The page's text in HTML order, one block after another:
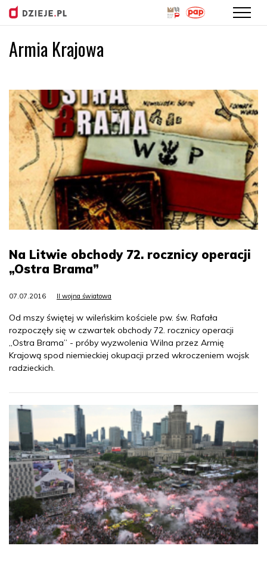
Armia Krajowa
Na Litwie obchody 72. rocznicy operacji
„Ostra Brama”
07.07.2016 II wojna światowa
Od mszy świętej w wileńskim kościele pw. św. Rafała
rozpoczęły się w czwartek obchody 72. rocznicy operacji
„Ostra Brama” - próby wyzwolenia Wilna przez Armię
Krajową spod niemieckiej okupacji przed wkroczeniem wojsk
radzieckich.